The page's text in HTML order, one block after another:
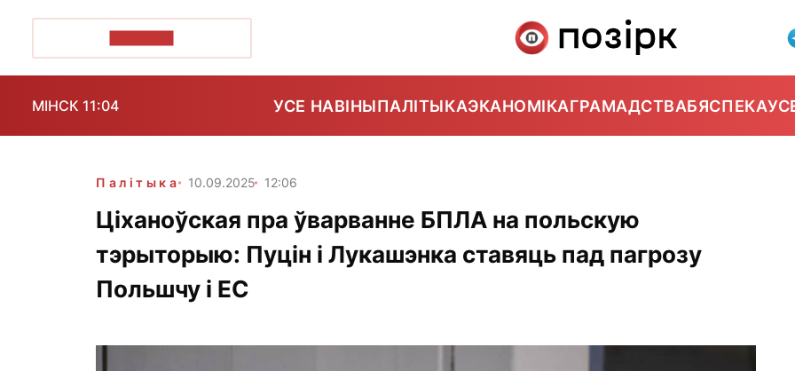
МІНСК 11:04 УСЕ НАВІНЫПАЛІТЫКАЭКАНОМІКАГРАМАДСТВАБЯСПЕКА
Палітыка 10.09.2025 12:06
Ціханоўская пра ўварванне БПЛА на польскую
тэрыторыю: Пуцін і Лукашэнка ставяць пад пагрозу
Польшчу і ЕС